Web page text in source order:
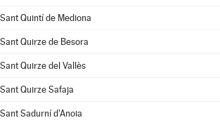
Sant Quintí de Mediona
Sant Quirze de Besora
Sant Quirze del Vallès
Sant Quirze Safaja
Sant Sadurní d'Anoia